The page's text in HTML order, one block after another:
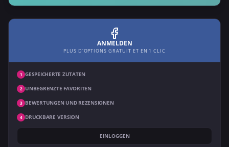
ANMELDEN
PLUS D'OPTIONS GRATUIT ET EN 1 CLIC
1 GESPEICHERTE ZUTATEN
2 UNBEGRENZTE FAVORITEN
3 BEWERTUNGEN UND REZENSIONEN
4 DRUCKBARE VERSION
EINLOGGEN